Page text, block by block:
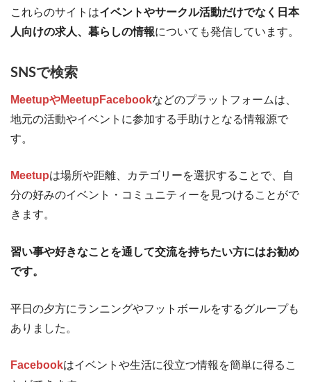
これらのサイトはイベントやサークル活動だけでなく日本
人向けの求人、暮らしの情報についても発信しています。
SNSで検索
MeetupやMeetupFacebookなどのプラットフォームは、
地元の活動やイベントに参加する手助けとなる情報源で
す。
Meetupは場所や距離、カテゴリーを選択することで、自
分の好みのイベント・コミュニティーを見つけることがで
きます。
習い事や好きなことを通して交流を持ちたい方にはお勧め
です。
平日の夕方にランニングやフットボールをするグループも
ありました。
Facebookはイベントや生活に役立つ情報を簡単に得るこ